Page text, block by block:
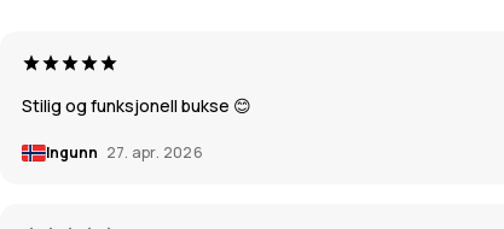
Stilig og funksjonell bukse 😊
Ingunn 27. apr. 2026